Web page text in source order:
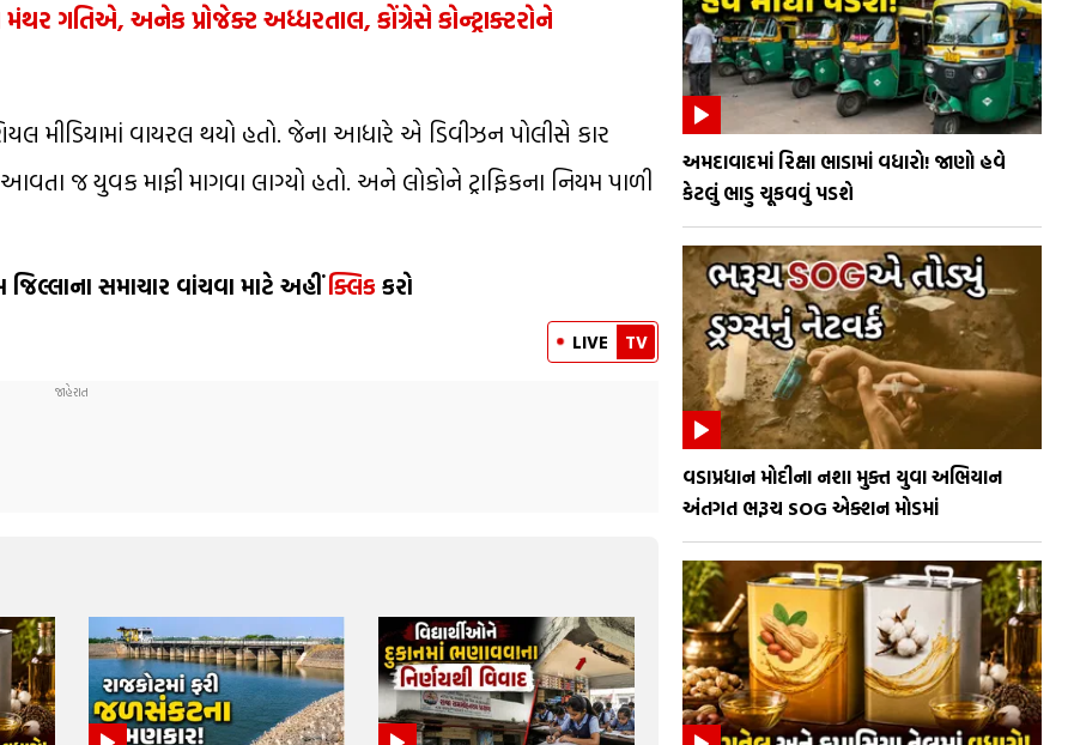
મંથર ગતિએ, અનેક પ્રોજેક્ટ અધ્ધરતાલ, કોંગ્રેસે કોન્ટ્રાક્ટરોને
મીડિયામાં વાયરલ થયો હતો. જેના આધારે એ ડિવીઝન પોલીસે કાર
જ યુવક માફી માગવા લાગ્યો હતો. અને લોકોને ટ્રાફિકના નિયમ પાળી
જિલ્લાના સમાચાર વાંચવા માટે અહીંક્લિક કરો
LIVE TV
અમદાવાદમાં રિક્ષા ભાડામાં વધારો! જાણો હવે
કેટલું ભાડુ ચૂકવવું પડશે
વડાપ્રધાન મોદીના નશા મુક્ત યુવા અભિયાન
અંતગત ભરૂચ SOG એક્શન મોડમાં